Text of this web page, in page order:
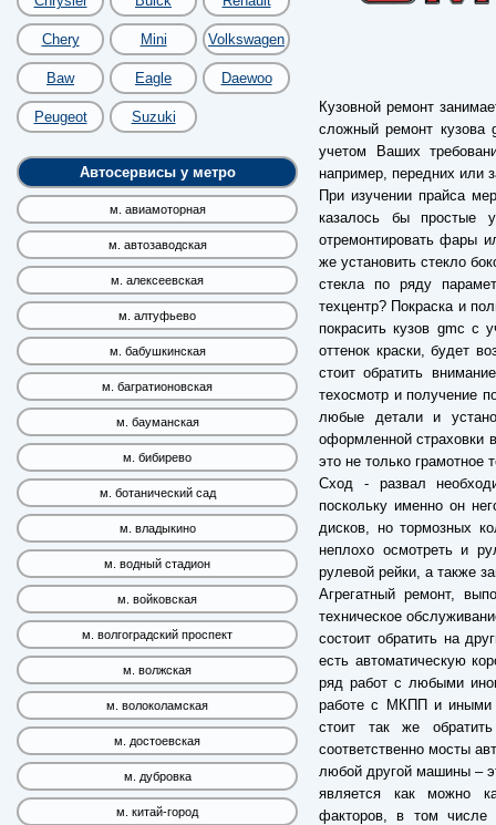
Chery Mini Volkswagen
Baw Eagle Daewoo
Peugeot Suzuki
Автосервисы у метро
м. авиамоторная
м. автозаводская
м. алексеевская
м. алтуфьево
м. бабушкинская
м. багратионовская
м. бауманская
м. бибирево
м. ботанический сад
м. владыкино
м. водный стадион
м. войковская
м. волгоградский проспект
м. волжская
м. волоколамская
м. достоевская
м. дубровка
м. китай-город
Кузовной ремонт
сложный ремонт кузова
учетом Ваших
например, передних или
При изучении прайса
казалось бы простые
отремонтировать фары
же установить стекло
стекла по ряду
техцентр? Покраска и
покрасить кузов gmc с
оттенок краски, будет
стоит обратить
техосмотр и получение
любые детали и
оформленной страховки
это не только грамотное
Сход - развал
поскольку именно он
дисков, но тормозных
неплохо осмотреть и
рулевой рейки, а также
Агрегатный ремонт,
техническое
состоит обратить на
есть автоматическую
ряд работ с любыми
работе с МКПП и иными
стоит так же
соответственно мосты
любой другой машины –
является как можно
факторов, в том числе